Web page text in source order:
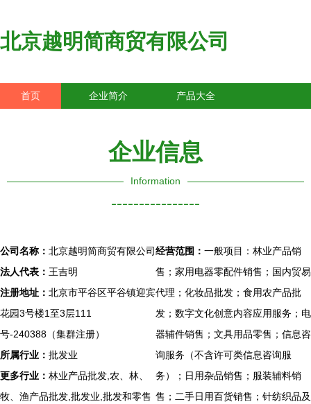
北京越明简商贸有限公司
首页 企业简介 产品大全
企业信息
Information
----------------
公司名称： 北京越明简商贸有限公司
法人代表： 王吉明
注册地址： 北京市平谷区平谷镇迎宾
花园3号楼1至3层111
号-240388（集群注册）
所属行业： 批发业
更多行业： 林业产品批发,农、林、
牧、渔产品批发,批发业,批发和零售
经营范围： 一般项目：林业产品销
售；家用电器零配件销售；国内贸易
代理；化妆品批发；食用农产品批
发；数字文化创意内容应用服务；电
器辅件销售；文具用品零售；信息咨
询服务（不含许可类信息咨询服
务）；日用杂品销售；服装辅料销
售；二手日用百货销售；针纺织品及